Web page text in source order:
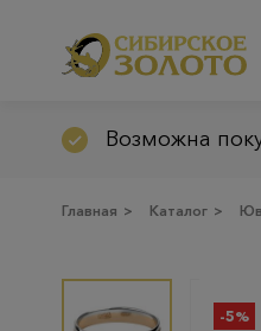
Возможна
Главная > Каталог >
-5%